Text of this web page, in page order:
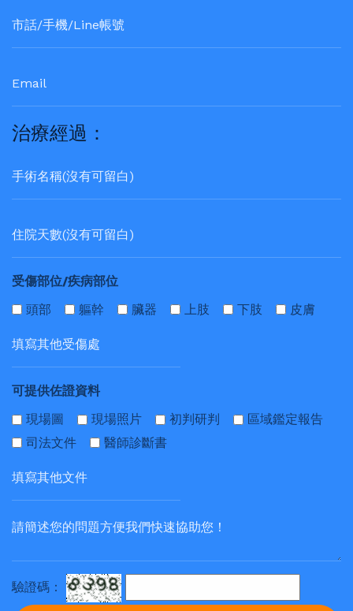
治療經過：
受傷部位/疾病部位
頭部
軀幹 臟器 上肢 下肢 皮膚
可提供佐證資料
現場圖
現場照片 初判研判
區域鑑定報告
司法文件
醫師診斷書
驗證碼：